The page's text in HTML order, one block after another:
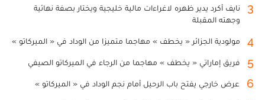
3
نايف أكرد يدير ظهره لاغراءات مالية خليجية ويختار بصفة نهائية
وجهته المقبلة
4 مولودية الجزائر « يخطف » مهاجما متميزا من الوداد في « الميركاتو »
5 فريق إماراتي « يخطف » مهاجما من الرجاء في الميركاتو الصيفي
6 عرض خارجي يفتح باب الرحيل أمام نجم الوداد في « الميركاتو »